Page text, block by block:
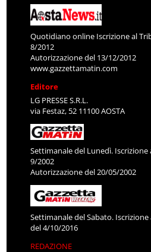
Quotidiano online Iscrizione al
8/2012
Autorizzazione del 13/12/2012
www.gazzettamatin.com
Editore
LG PRESSE S.R.L.
via Festaz, 52 11100 AOSTA
Settimanale del Lunedì. Iscrizione
9/2002
Autorizzazione del 20/05/2002
Settimanale del Sabato.
del 4/10/2016
REDAZIONE